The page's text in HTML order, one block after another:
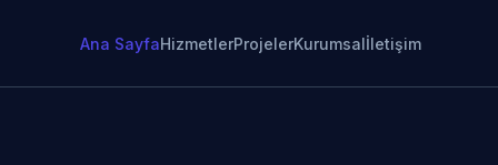
Ana SayfaHizmetlerProjelerKurumsalİletişim